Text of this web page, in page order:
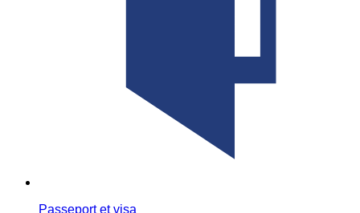
Passeport et visa